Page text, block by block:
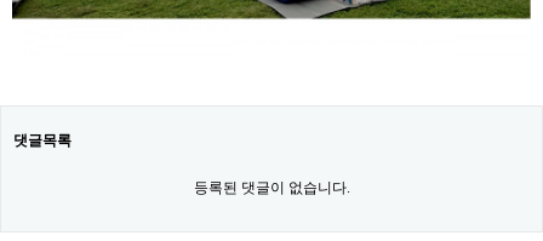
댓글목록
등록된 댓글이 없습니다.